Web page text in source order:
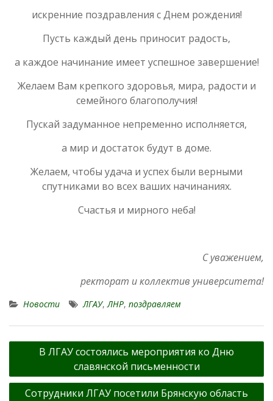
искренние поздравления с Днем рождения!
Пусть каждый день приносит радость,
а каждое начинание имеет успешное завершение!
Желаем Вам крепкого здоровья, мира, радости и
семейного благополучия!
Пускай задуманное непременно исполняется,
а мир и достаток будут в доме.
Желаем, чтобы удача и успех были верными
спутниками во всех ваших начинаниях.
Счастья и мирного неба!
С уважением,
ректорат и коллектив университета!
Новости ЛГАУ,ЛНР, поздравляем
Навигация
записям
В ЛГАУ состоялись мероприятия ко Дню
славянской письменности
Сотрудники ЛГАУ посетили Брянскую область